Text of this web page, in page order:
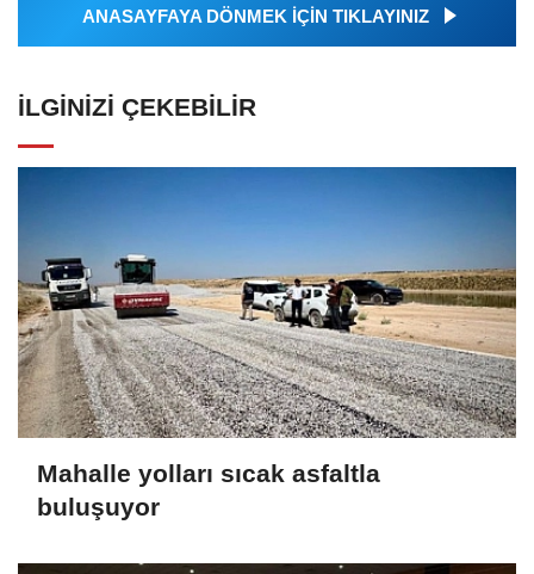
ANASAYFAYA DÖNMEK İÇİN TIKLAYINIZ
İLGINIZI ÇEKEBILIR
Mahalle yolları sıcak asfaltla
buluşuyor